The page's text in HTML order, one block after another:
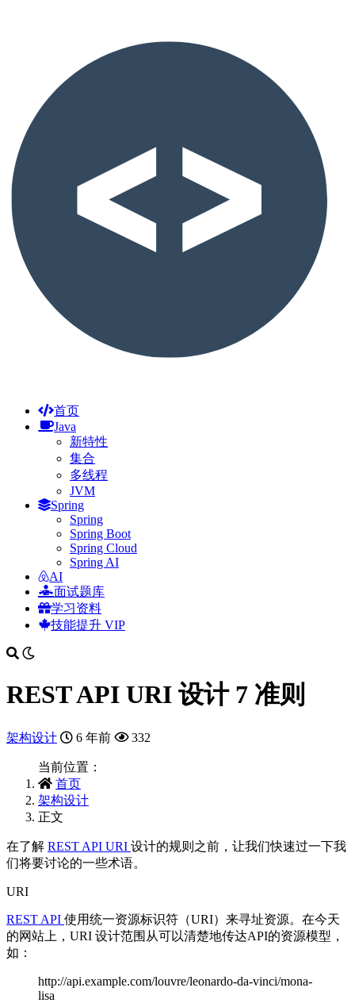
首页
Java
新特性
集合
多线程
JVM
Spring
Spring
Spring Boot
Spring Cloud
Spring AI
AI
面试题库
学习资料
技能提升 VIP
REST API URI 设计 7 准则
架构设计 6 年前 332
当前位置：
首页
架构设计
正文
在了解 REST API URI 设计的规则之前，让我们快速过一下我
们将要讨论的一些术语。
URI
REST API 使用统一资源标识符（URI）来寻址资源。在今天
的网站上，URI 设计范围从可以清楚地传达API的资源模型，
如：
http://api.example.com/louvre/leonardo-da-vinci/mona-
lisa